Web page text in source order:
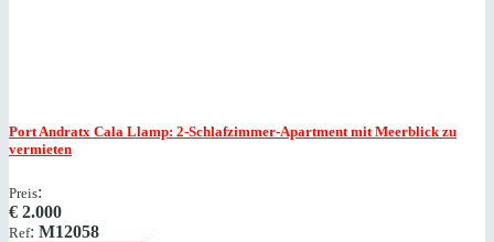
Port Andratx Cala Llamp: 2-Schlafzimmer-Apartment mit Meerblick zu
vermieten
Preis:
€ 2.000
Ref: M12058